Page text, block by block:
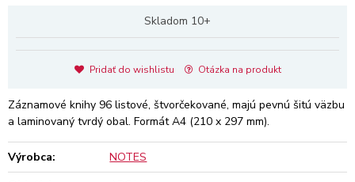
Skladom 10+
Pridať do wishlistu Otázka na produkt
Záznamové knihy 96 listové, štvorčekované, majú pevnú šitú väzbu
a laminovaný tvrdý obal. Formát A4 (210 x 297 mm).
Výrobca:
NOTES